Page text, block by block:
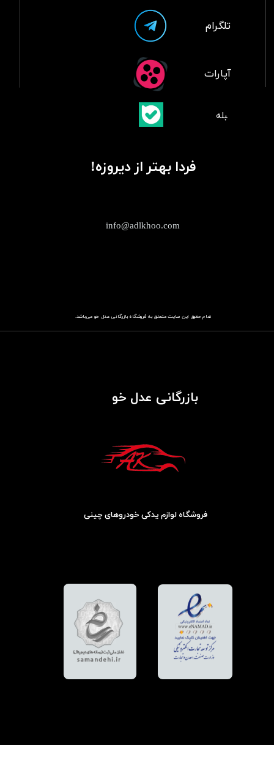
تمام حقوق این سایت متعلق به فروشگاهباز​​​​​​​رگانی عدل خو می‌باشد.
info@adlkhoo.com
بازرگانی عدل خو
فردا بهتر از دیروزه!
فروشگاه لوازم یدکی خودروهای چینی
آپارات
تلگرام
​بلبله​​​​​​​بله